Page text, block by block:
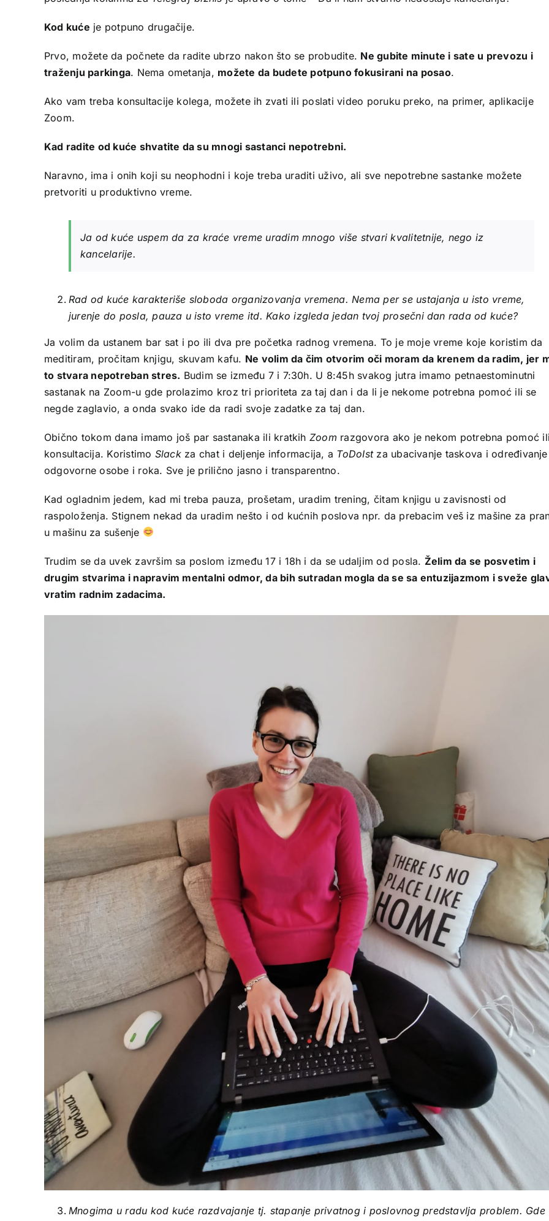
Kod kuće je potpuno drugačije.
Prvo, možete da počnete da radite ubrzo nakon što se probudite. Ne gubite minute i sate u prevozu i
traženju parkinga. Nema ometanja, možete da budete potpuno fokusirani na posao.
Ako vam treba konsultacije kolega, možete ih zvati ili poslati video poruku preko, na primer, aplikacije
Zoom.
Kad radite od kuće shvatite da su mnogi sastanci nepotrebni.
Naravno, ima i onih koji su neophodni i koje treba uraditi uživo, ali sve nepotrebne sastanke možete
pretvoriti u produktivno vreme.
Ja od kuće uspem da za kraće vreme uradim mnogo više stvari kvalitetnije, nego iz
kancelarije.
Rad od kuće karakteriše sloboda organizovanja vremena. Nema per se ustajanja u isto vreme,
jurenje do posla, pauza u isto vreme itd. Kako izgleda jedan tvoj prosečni dan rada od kuće?
Ja volim da ustanem bar sat i po ili dva pre početka radnog vremena. To je moje vreme koje koristim da
meditiram, pročitam knjigu, skuvam kafu. Ne volim da čim otvorim oči moram da krenem da radim, jer
to stvara nepotreban stres. Budim se između 7 i 7:30h. U 8:45h svakog jutra imamo petnaestominutni
sastanak na Zoom-u gde prolazimo kroz tri prioriteta za taj dan i da li je nekome potrebna pomoć ili se
negde zaglavio, a onda svako ide da radi svoje zadatke za taj dan.
Obično tokom dana imamo još par sastanaka ili kratkih Zoom razgovora ako je nekom potrebna pomoć ili
konsultacija. Koristimo Slackza chat i deljenje informacija, a ToDoIstza ubacivanje taskova i određivanje
odgovorne osobe i roka. Sve je prilično jasno i transparentno.
Kad ogladnim jedem, kad mi treba pauza, prošetam, uradim trening, čitam knjigu u zavisnosti od
raspoloženja. Stignem nekad da uradim nešto i od kućnih poslova npr. da prebacim veš iz mašine za
u mašinu za sušenje
Trudim se da uvek završim sa poslom između 17 i 18h i da se udaljim od posla. Želim da se posvetim i
drugim stvarima i napravim mentalni odmor, da bih sutradan mogla da se sa entuzijazmom i sveže
vratim radnim zadacima.
Mnogima u radu kod kuće razdvajanje tj. stapanje privatnog i poslovnog predstavlja problem. Gde